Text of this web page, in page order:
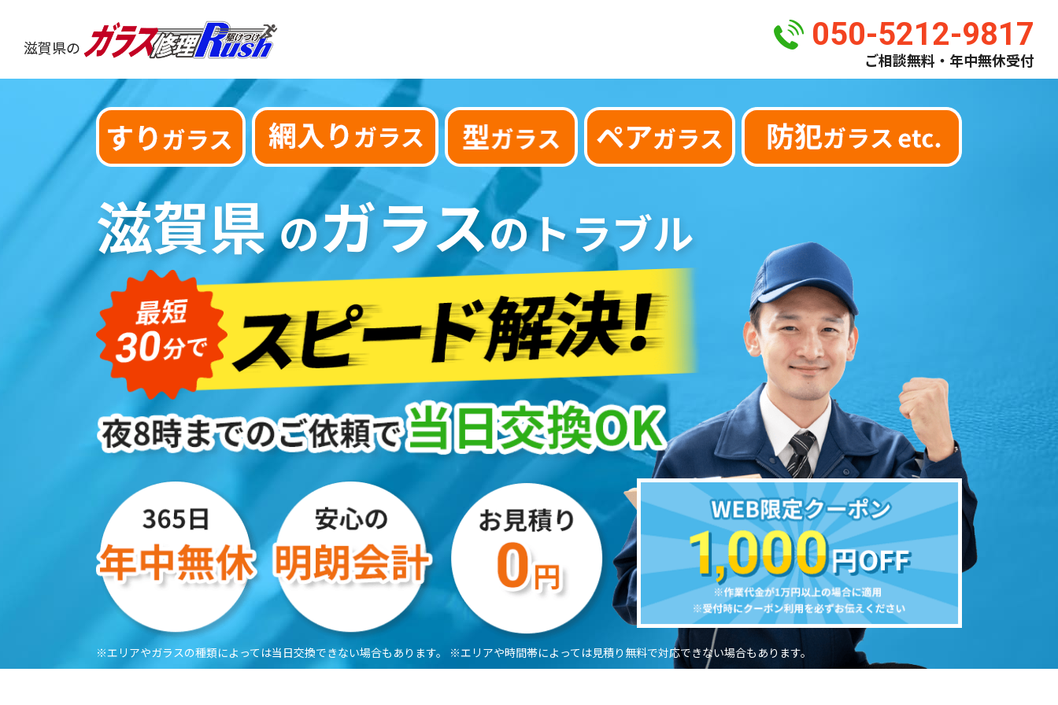
滋賀県の 050-5212-9817
ご相談無料・年中無休受付
滋賀県のガラスのトラブル
※エリアやガラスの種類によっては当日交換できない場合もあります。 ※エリアや時間帯によっては見積り無料で対応できない場合もあります。